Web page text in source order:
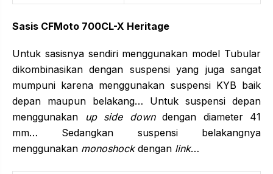
Sasis CFMoto 700CL-X Heritage
Untuk sasisnya sendiri menggunakan model Tubular
dikombinasikan dengan suspensi yang juga sangat
mumpuni karena menggunakan suspensi KYB baik
depan maupun belakang… Untuk suspensi depan
menggunakan
up side downdengan diameter 41
mm… Sedangkan suspensi belakangnya
menggunakan monoshockdengan link…